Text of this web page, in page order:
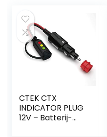
CTEK CTX
INDICATOR PLUG
12V – Batterij-